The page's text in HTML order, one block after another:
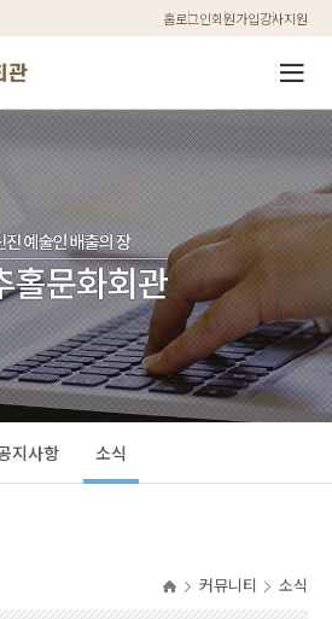
홈로그인회원가입강사지원
지사항 소식
커뮤니티 소식